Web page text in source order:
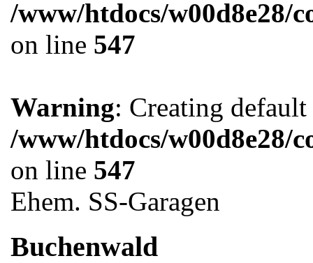
/www/htdocs/w00d8e28/
on line 547
Warning: Creating
/www/htdocs/w00d8e28/
on line 547
Ehem. SS-Garagen
Buchenwald